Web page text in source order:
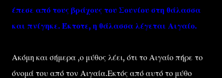
έπεσε από τους βράχους του Σουνίου στη θάλασσα
και πνίγηκε. Έκτοτε, η θάλασσα λέγεται Αιγαίο.
Ακόμη και σήμερα ,ο μύθος λέει, ότι το Αιγαίο πήρε το
όνομά του από τον Αιγαία.Εκτός από αυτό το μύθο